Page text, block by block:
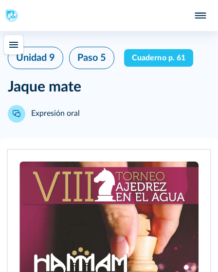
Unidad 9 Paso 5 Cuaderno p. 61
Jaque mate
Expresión oral